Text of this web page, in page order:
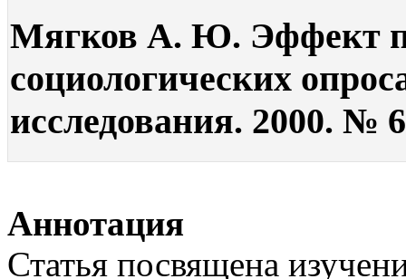
Мягков А. Ю. Эффект
социологических
исследования. 2000. №
Аннотация
Статья посвящена